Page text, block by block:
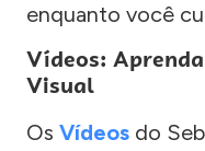
enquanto você
Vídeos:
Visual
Os Vídeos do